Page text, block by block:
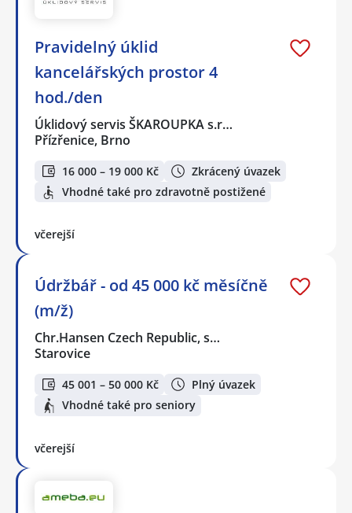
Pravidelný úklid
kancelářských prostor 4
hod./den
Úklidový servis ŠKAROUPKA s.r…
Přízřenice, Brno
16 000 – 19 000 Kč
Zkrácený úvazek
Vhodné také pro zdravotně postižené
včerejší
Údržbář - od 45 000 kč měsíčně
(m/ž)
Chr.Hansen Czech Republic, s…
Starovice
45 001 – 50 000 Kč
Plný úvazek
Vhodné také pro seniory
včerejší